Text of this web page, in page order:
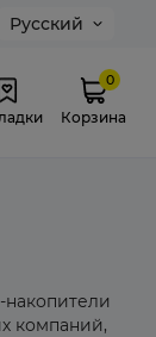
Русский
0
Корзина
компаний,